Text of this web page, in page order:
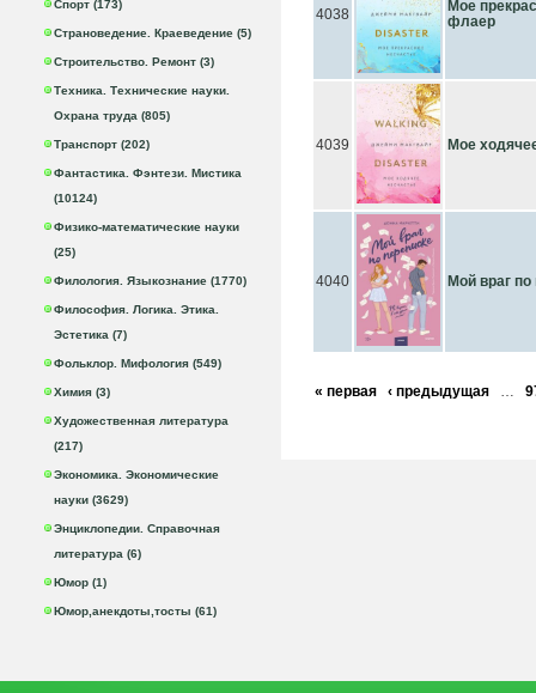
Спорт (173)
Страноведение. Краеведение (5)
Строительство. Ремонт (3)
Техника. Технические науки.
Охрана труда (805)
Транспорт (202)
Фантастика. Фэнтези. Мистика
(10124)
Физико-математические науки
(25)
Филология. Языкознание (1770)
Философия. Логика. Этика.
Эстетика (7)
Фольклор. Мифология (549)
Химия (3)
Художественная литература
(217)
Экономика. Экономические
науки (3629)
Энциклопедии. Справочная
литература (6)
Юмор (1)
Юмор,анекдоты,тосты (61)
4038
Мое
флаер
4039 Мое
4040 Мой враг по
« первая ‹ предыдущая …